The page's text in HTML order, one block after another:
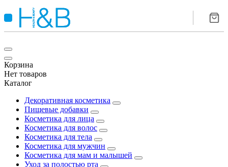
Корзина
Нет товаров
Каталог
Декоративная косметика
Пищевые добавки
Косметика для лица
Косметика для волос
Косметика для тела
Косметика для мужчин
Косметика для мам и малышей
Уход за полостью рта